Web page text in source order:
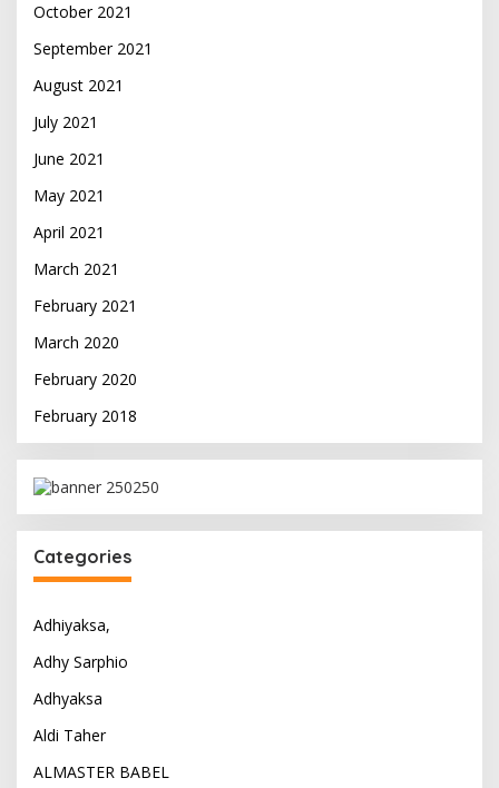
October 2021
September 2021
August 2021
July 2021
June 2021
May 2021
April 2021
March 2021
February 2021
March 2020
February 2020
February 2018
Categories
Adhiyaksa,
Adhy Sarphio
Adhyaksa
Aldi Taher
ALMASTER BABEL